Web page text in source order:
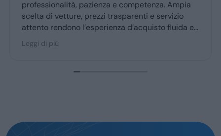
professionalità, pazienza e competenza. Ampia
scelta di vetture, prezzi trasparenti e servizio
attento rendono l’esperienza d’acquisto fluida e
piacevole per la maggior parte degli utenti.
Leggi di più